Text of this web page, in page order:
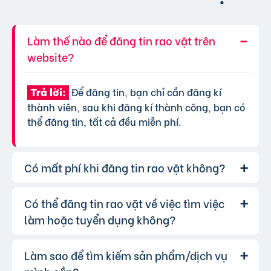
Làm thế nào để đăng tin rao vặt trên
website?
Trả lời: Để đăng tin, bạn chỉ cần đăng kí
thành viên, sau khi đăng kí thành công, bạn có
thể đăng tin, tất cả đều miễn phí.
Có mất phí khi đăng tin rao vặt không?
Trả lời: Chúng tôi cung cấp gói đăng tin miễn
phí cơ bản cho tất cả người dùng. Tuy nhiên, để
thị, bạn có thể lựa chọn các gói dịch vụ nâng
cấp với chi phí hợp lý, xem thêmphí dịch vụ tin
Có thể đăng tin rao vặt về việc tìm việc
làm hoặc tuyển dụng không?
Trả lời: Hoàn toàn có thể. Website của chúng
Làm sao để tìm kiếm sản phẩm/dịch vụ